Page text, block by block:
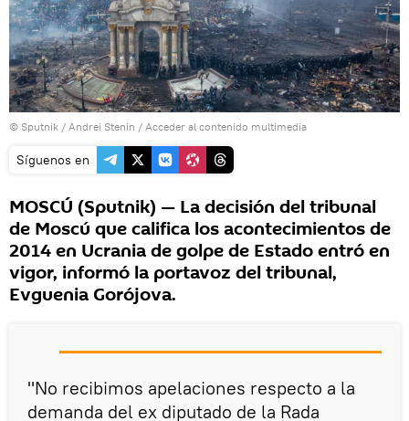
© Sputnik / Andrei Stenin / Acceder al contenido multimedia
Síguenos en
MOSCÚ (Sputnik) — La decisión del tribunal
de Moscú que califica los acontecimientos de
2014 en Ucrania de golpe de Estado entró en
vigor, informó la portavoz del tribunal,
Evguenia Gorójova.
"No recibimos apelaciones respecto a la
demanda del ex diputado de la Rada